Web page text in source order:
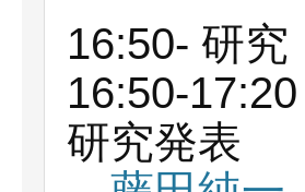
16:50- 研究
16:50-17:20
研究発表